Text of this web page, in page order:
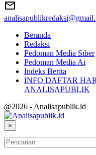
Beranda
Redaksi
Pedoman Media Siber
Pedoman Media Ai
Indeks Berita
INFO DAFTAR
ANALISAPUBLIK
@2026 - Analisapublik.id
×